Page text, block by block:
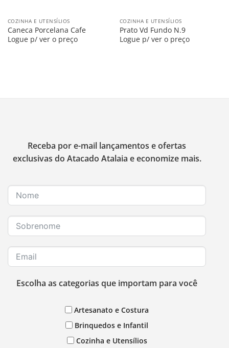
COZINHA E UTENSÍLIOS
Caneca Porcelana Cafe
Logue p/ ver o preço
COZINHA E UTENSÍLIOS
Prato Vd Fundo N.9
Logue p/ ver o preço
Receba por e-mail lançamentos e ofertas
exclusivas do Atacado Atalaia e economize mais.
Escolha as categorias que importam para você
Artesanato e Costura
Brinquedos e Infantil
Cozinha e Utensílios